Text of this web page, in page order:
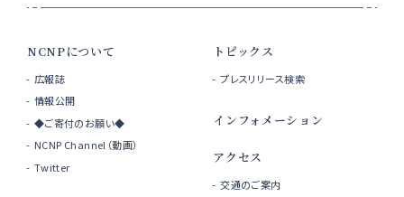
NCNPについて
広報誌
情報公開
◆ご寄付のお願い◆
NCNP Channel（動画）
Twitter
トピックス
プレスリリース検索
インフォメーション
アクセス
交通のご案内